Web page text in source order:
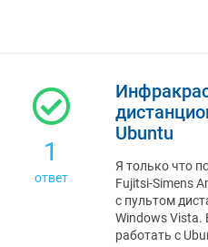
1
ответ
Ubuntu
Я только что
Fujitsi-Simens
с пультом
Windows Vista.
работать с